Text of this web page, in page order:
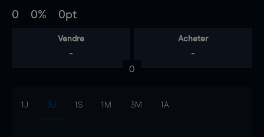
0 0% 0pt
Vendre
-
Acheter
-
0
1J 3J 1S 1M 3M 1A